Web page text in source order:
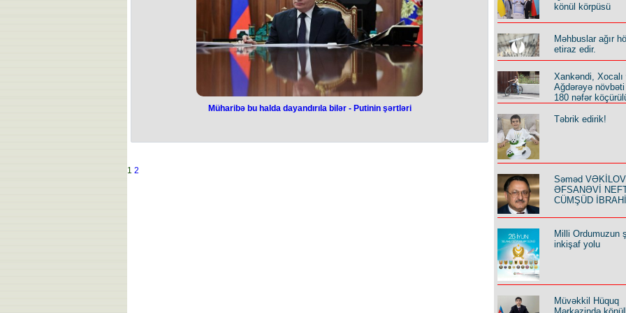
Azərbaycan Respublikasının Prezidenti yanında Antiinhisar və İstehlak
Bazarına Nəzarət Dövlət Agentliyinin də rəyi alınacaq.
İndiyə qədər əhalinin sağlamlığı baxımından xüsusi əhəmiyyət kəsb edən
dərman vasitələrinin ölkədaxili topdansatış əczaçılıq müəssisələrinə şərti
satış qiymətlərinin ilk dəfə müəyyənləşdirilməsi və ya həmin qiymətlərə
yenidən baxılması ilə əlaqədar Şura tərəfindən İqtisadiyyat Nazirliyinin,
Səhiyyə Nazirliyinin, Dövlət Gömrük Komitəsinin, İcbari Tibbi Sığorta üzrə
Dövlət Agentliyinin və Tibbi Ərazi Bölmələrini İdarəetmə Birliyinin rəyləri
alınıb.
bilər -Putinin şərtləri
Müharibə bu halda dayandırıla bilər - Putinin şərtləri
1 2
könül körpüsü
Məhbuslar ağır
etiraz edir.
Xankəndi, Xocalı
Ağdərəyə
180 nəfər
Təbrik edirik!
Səməd
ƏFSANƏVİ
CÜMŞÜD
Milli Ordumuzun
inkişaf yolu
Müvəkkil Hüquq